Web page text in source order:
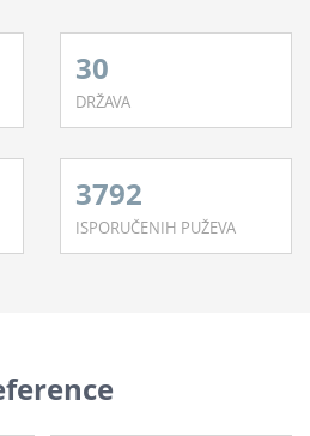
30
DRŽAVA
3792
ISPORUČENIH PUŽEVA